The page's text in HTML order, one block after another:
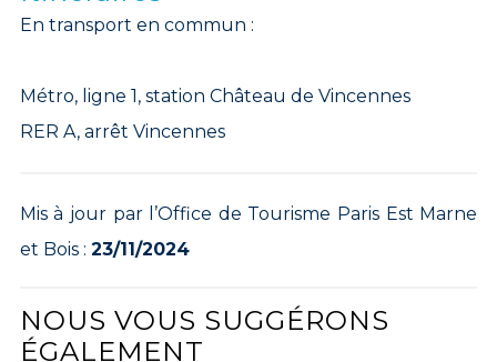
En transport en commun :
Métro, ligne 1, station Château de Vincennes
RER A, arrêt Vincennes
Mis à jour par l’Office de Tourisme Paris Est Marne
et Bois : 23/11/2024
NOUS VOUS SUGGÉRONS
ÉGALEMENT